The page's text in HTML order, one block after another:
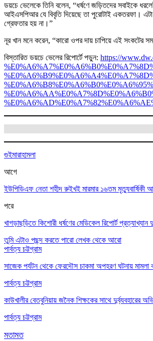
ডয়চে ভেলেকে তিনি বলেন, “ধর্ষণে জড়িতদের সবাইকে
আইএসপিআর যে বিবৃতি দিয়েছে তা পুরোটাই একতরফা।
গ্রেফতার হয় না।”
নূর খান মনে করেন, “কারো ওপর দায় চাপিয়ে এই সংকটের
বিস্তারিত ডয়চে ভেলের রিপোর্টে পড়ুন: https://
গুইমারাহামলা
আগে
ইউপিডিএফ নেতা শহীদ রুইখই মারমার ১৬তম মৃত্যুবার্ষিকী
পরে
খাগড়াছড়িতে কিশোরী ধর্ষণের মেডিকেল রিপোর্ট প্রত্যাখ্যান
তুমি এটাও পছন্দ করতে পারো লেখক থেকে আরো
পার্বত্য চট্টগ্রাম
সাজেক পর্যটন থেকে ফেরদৌস চাকমা অপহরণ ঘটনায় মামলা
পার্বত্য চট্টগ্রাম
কাউখালীর বেতবুনিয়ায় জনৈক শিক্ষকের সাথে দুর্ব্যবহারের
পার্বত্য চট্টগ্রাম
মতামত